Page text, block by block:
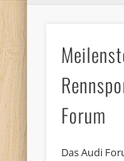
Forum
Das Audi